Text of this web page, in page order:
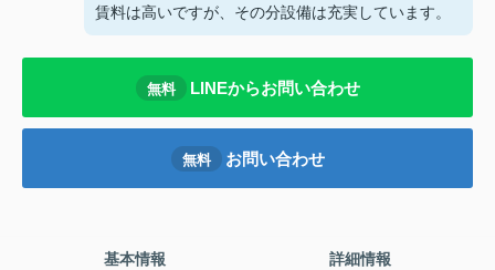
賃料は高いですが、その分設備は充実しています。
無料 LINEからお問い合わせ
無料 お問い合わせ
基本情報 詳細情報